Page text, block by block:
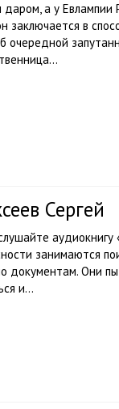
а у Евлампии
заключается в
Сергей
аудиокнигу
занимаются
документам. Они
и...